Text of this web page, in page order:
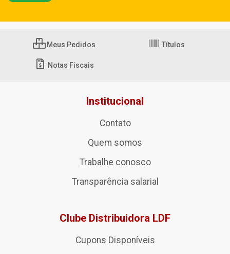
Meus Pedidos Títulos
Notas Fiscais
Institucional
Contato
Quem somos
Trabalhe conosco
Transparência salarial
Clube Distribuidora LDF
Cupons Disponíveis